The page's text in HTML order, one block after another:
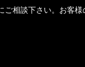
ご相談下さい。お客